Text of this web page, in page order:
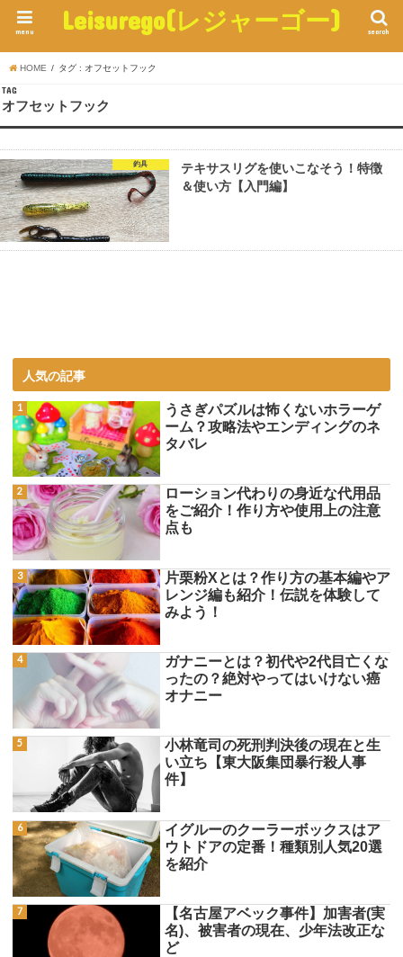
Leisurego(レジャーゴー) search
menu
HOME タグ : オフセットフック
TAG
オフセットフック
釣具
テキサスリグを使いこなそう！特徴
＆使い方【入門編】
人気の記事
うさぎパズルは怖くないホラーゲ
ーム？攻略法やエンディングのネ
タバレ
ローション代わりの身近な代用品
をご紹介！作り方や使用上の注意
点も
片栗粉Xとは？作り方の基本編やア
レンジ編も紹介！伝説を体験して
みよう！
ガナニーとは？初代や2代目亡くな
ったの？絶対やってはいけない癌
オナニー
小林竜司の死刑判決後の現在と生
い立ち【東大阪集団暴行殺人事
件】
イグルーのクーラーボックスはア
ウトドアの定番！種類別人気20選
を紹介
【名古屋アベック事件】加害者(実
名)、被害者の現在、少年法改正な
ど